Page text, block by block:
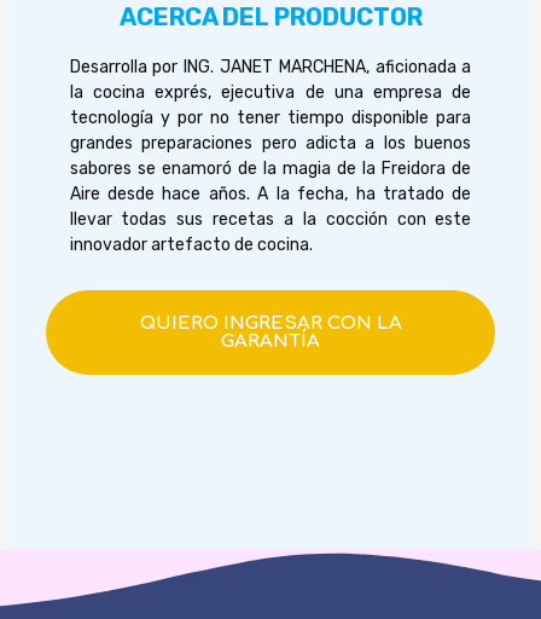
ACERCA DEL PRODUCTOR
Desarrolla por ING. JANET MARCHENA, aficionada a
la cocina exprés, ejecutiva de una empresa de
tecnología y por no tener tiempo disponible para
grandes preparaciones pero adicta a los buenos
sabores se enamoró de la magia de la Freidora de
Aire desde hace años. A la fecha, ha tratado de
llevar todas sus recetas a la cocción con este
innovador artefacto de cocina.
QUIERO INGRESAR CON LA
GARANTÍA